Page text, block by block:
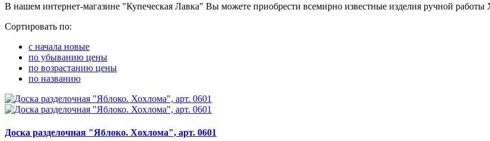
В нашем интернет-магазине "Купеческая Лавка" Вы можете приобрести всемирно известные изделия ручной работы
Сортировать по:
c начала новые
по убыванию цены
по возрастанию цены
по названию
Доска разделочная "Яблоко. Хохлома", арт. 0601